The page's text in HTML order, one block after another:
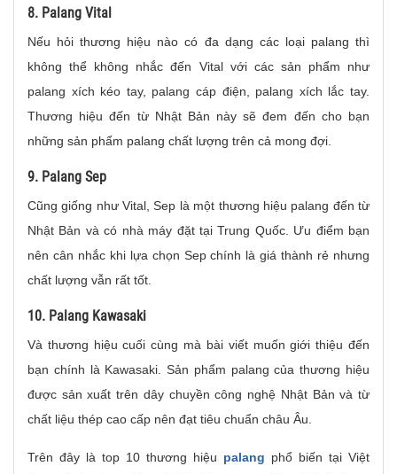
8. Palang Vital
Nếu hỏi thương hiệu nào có đa dạng các loại palang thì
không thể không nhắc đến Vital với các sản phẩm như
palang xích kéo tay, palang cáp điện, palang xích lắc tay.
Thương hiệu đến từ Nhật Bản này sẽ đem đến cho bạn
những sản phẩm palang chất lượng trên cả mong đợi.
9. Palang Sep
Cũng giống như Vital, Sep là một thương hiệu palang đến từ
Nhật Bản và có nhà máy đặt tại Trung Quốc. Ưu điểm bạn
nên cân nhắc khi lựa chọn Sep chính là giá thành rẻ nhưng
chất lượng vẫn rất tốt.
10. Palang Kawasaki
Và thương hiệu cuối cùng mà bài viết muốn giới thiệu đến
bạn chính là Kawasaki. Sản phẩm palang của thương hiệu
được sản xuất trên dây chuyền công nghệ Nhật Bản và từ
chất liệu thép cao cấp nên đạt tiêu chuẩn châu Âu.
Trên đây là top 10 thương hiệu palang phổ biến tại Việt